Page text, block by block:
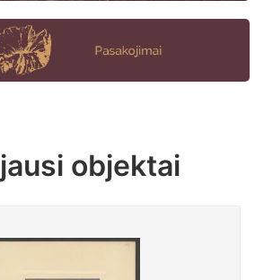
objektai